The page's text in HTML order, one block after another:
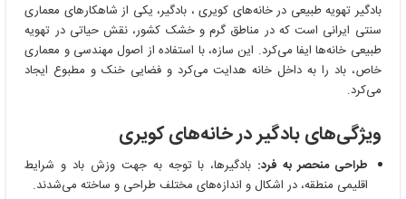
بادگیر تهویه طبیعی در خانه‌های کویری ، بادگیر، یکی از شاهکارهای معماری
سنتی ایرانی است که در مناطق گرم و خشک کشور، نقش حیاتی در تهویه
طبیعی خانه‌ها ایفا می‌کرد. این سازه، با استفاده از اصول مهندسی و معماری
خاص، باد را به داخل خانه هدایت می‌کرد و فضایی خنک و مطبوع ایجاد
می‌کرد.
ویژگی‌های بادگیر در خانه‌های کویری
طراحی منحصر به فرد: بادگیرها، با توجه به جهت وزش باد و شرایط
اقلیمی منطقه، در اشکال و اندازه‌های مختلف طراحی و ساخته می‌شدند.